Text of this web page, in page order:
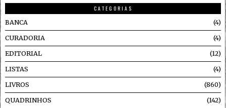
CATEGORIAS
BANCA
4
CURADORIA 4
EDITORIAL 12
LISTAS 4
LIVROS 860
QUADRINHOS 142